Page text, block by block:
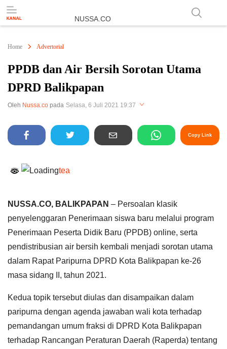
NUSSA.CO
Home Advertorial
PPDB dan Air Bersih Sorotan Utama
DPRD Balikpapan
Oleh Nussa.co pada Selasa, 6 Juli 2021 19:37
Copy Link
tea
NUSSA.CO, BALIKPAPAN – Persoalan klasik
penyelenggaran Penerimaan siswa baru melalui program
Penerimaan Peserta Didik Baru (PPDB) online, serta
pendistribusian air bersih kembali menjadi sorotan utama
dalam Rapat Paripurna DPRD Kota Balikpapan ke-26
masa sidang II, tahun 2021.
Kedua topik tersebut diulas dan disampaikan dalam
paripurna dengan agenda jawaban wali kota terhadap
pemandangan umum fraksi di DPRD Kota Balikpapan
terhadap Rancangan Peraturan Daerah (Raperda) tentang